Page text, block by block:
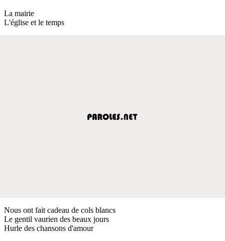
La mairie
L'église et le temps
Nous ont fait cadeau de cols blancs
Le gentil vaurien des beaux jours
Hurle des chansons d'amour